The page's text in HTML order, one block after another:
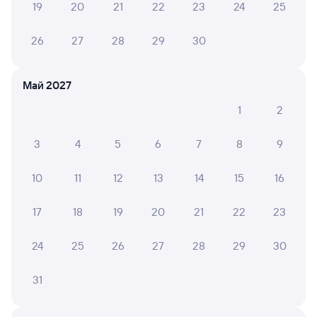
Выбор любимых мест на схемах вагонов
Подробные ответы на вопросы о поездке или
СМС-сопровождение до посадки в поезд
Оформление без регистрации на сайте
Что нужно, чтобы сесть в поезд?
Как поменять билет на другую дату или
19 20 21 22 23 24 25
26 27 28 29 30
Май 2027
1
2
3 4 5 6 7 8 9
10 11 12 13 14 15 16
17 18 19 20 21 22 23
24 25 26 27 28 29 30
31